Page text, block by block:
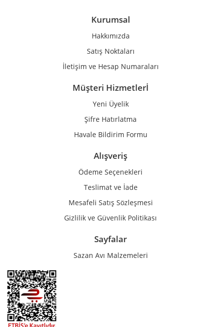
Kurumsal
Hakkımızda
Satış Noktaları
İletişim ve Hesap Numaraları
Müşteri Hizmetlerİ
Yeni Üyelik
Şifre Hatırlatma
Havale Bildirim Formu
Alışveriş
Ödeme Seçenekleri
Teslimat ve İade
Mesafeli Satış Sözleşmesi
Gizlilik ve Güvenlik Politikası
Sayfalar
Sazan Avı Malzemeleri